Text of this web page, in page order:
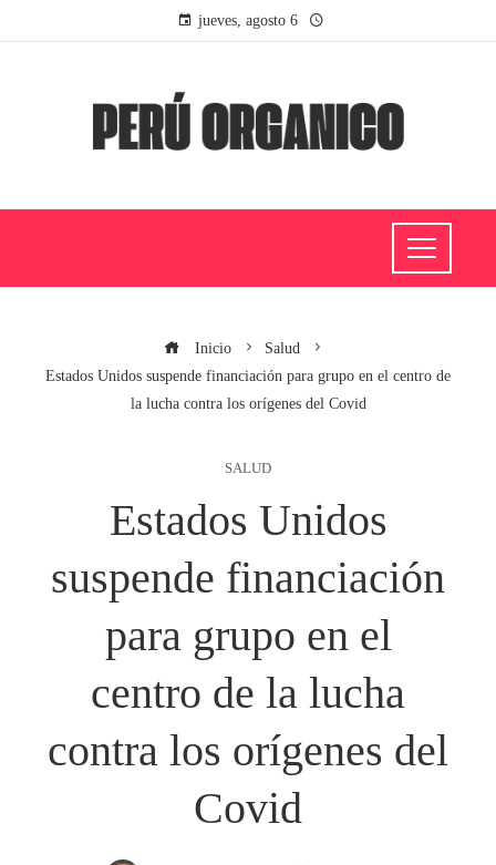
jueves, agosto 6
Inicio
Salud
Estados Unidos suspende financiación para grupo en el centro de
la lucha contra los orígenes del Covid
SALUD
Estados Unidos
suspende financiación
para grupo en el
centro de la lucha
contra los orígenes del
Covid